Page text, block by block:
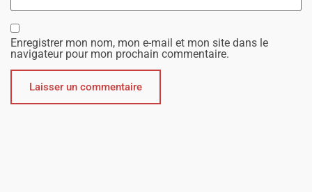
Enregistrer mon nom, mon e-mail et mon site dans le
navigateur pour mon prochain commentaire.